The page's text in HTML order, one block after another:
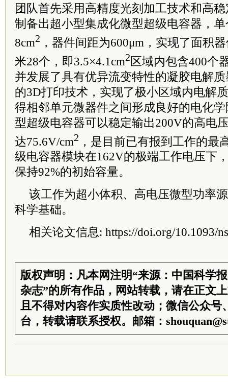
团队首先采用高精度光刻加工技术和高
制备出超小型集成化微型超级电容器，
8cm2 ，器件间距为600μm，实现了面积
米28个，即3.5×4.1cm2区域内包含400个
并发展了具有优异流变特性的凝胶电解
的3D打印技术，实现了极小区域内电解
得相邻单元微器件之间形成良好的电化
型超级电容器可以稳定输出200V的高电
达75.6V/cm2 ，是目前已有报到工作的最
级电容器模块在162V的极端工作电压下
保持92%的初始容量。
该工作为超小体积、高电压微型功率
科学基础。
相关论文信息: https://doi.org/10.1093/
版权声明：凡本网注明“来源：中国科学
杂志”的所有作品，网站转载，请在正文
且不得对内容作实质性改动；微信公众号
台，转载请联系授权。邮箱：